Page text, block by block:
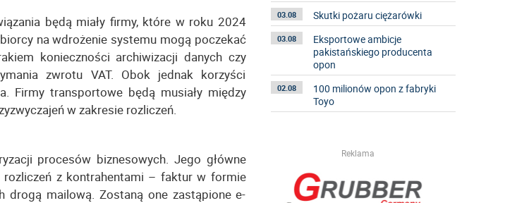
będą miały firmy, które w roku 2024
na wdrożenie systemu mogą poczekać
konieczności archiwizacji danych czy
zwrotu VAT. Obok jednak korzyści
Firmy transportowe będą musiały między
w zakresie rozliczeń.
procesów biznesowych. Jego główne
rozliczeń z kontrahentami – faktur w formie
drogą mailową. Zostaną one zastąpione e-
03.08 Skutki pożaru ciężarówki
03.08
Eksportowe ambicje
pakistańskiego producenta
opon
02.08
100 milionów opon z fabryki
Toyo
Reklama